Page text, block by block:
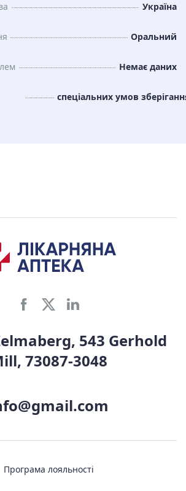
Україна
Оральний
Немає даних
спеціальних умов
543 Gerhold
73087-3048
Програма лояльності